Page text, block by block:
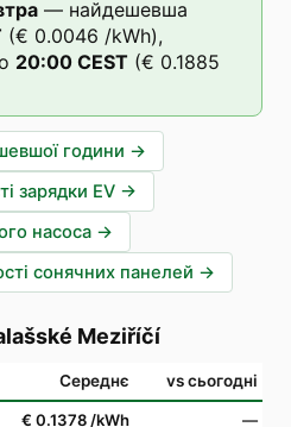
— найдешевша
(€ 0.0046 /kWh),
20:00 CEST (€ 0.1885
години →
зарядки EV →
насоса →
сонячних панелей →
Meziříčí
Середнє vs сьогодні
€ 0.1378 /kWh
—